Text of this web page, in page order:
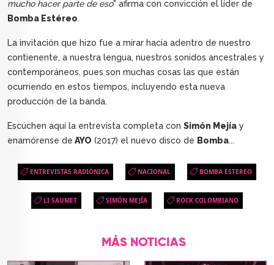
mucho hacer parte de eso" afirma con convicción el líder de
Bomba Estéreo.
La invitación que hizo fue a mirar hacia adentro de nuestro
contienente, a nuestra lengua, nuestros sonidos ancestrales y
contemporáneos, pues son muchas cosas las que están
ocurriendo en estos tiempos, incluyendo esta nueva
producción de la banda.
Escúchen aquí la entrevista completa con Simón Mejía y
enamórense de AYO (2017) el nuevo disco de Bomba...
ENTREVISTAS RADIÓNICA NACIONAL BOMBA ESTEREO
LI SAUMET SIMÓN MEJÍA ROCK COLOMBIANO
MÁS NOTICIAS